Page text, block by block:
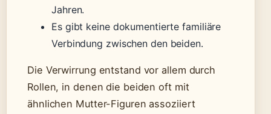
Jahren.
Es gibt keine dokumentierte familiäre
Verbindung zwischen den beiden.
Die Verwirrung entstand vor allem durch
Rollen, in denen die beiden oft mit
ähnlichen Mutter-Figuren assoziiert